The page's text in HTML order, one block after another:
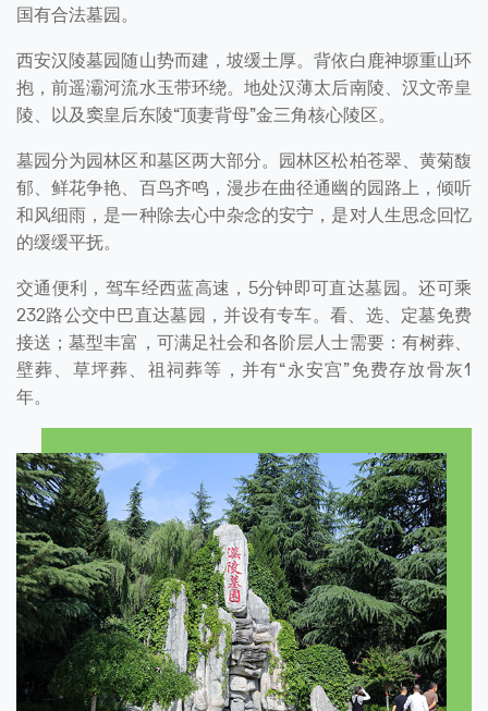
国有合法墓园。
西安汉陵墓园随山势而建，坡缓土厚。背依白鹿神塬重山环
抱，前遥灞河流水玉带环绕。地处汉薄太后南陵、汉文帝皇
陵、以及窦皇后东陵“顶妻背母”金三角核心陵区。
墓园分为园林区和墓区两大部分。园林区松柏苍翠、黄菊馥
郁、鲜花争艳、百鸟齐鸣，漫步在曲径通幽的园路上，倾听
和风细雨，是一种除去心中杂念的安宁，是对人生思念回忆
的缓缓平抚。
交通便利，驾车经西蓝高速，5分钟即可直达墓园。还可乘
232路公交中巴直达墓园，并设有专车。看、选、定墓免费
接送；墓型丰富，可满足社会和各阶层人士需要：有树葬、
壁葬、草坪葬、祖祠葬等，并有“永安宫”免费存放骨灰1
年。